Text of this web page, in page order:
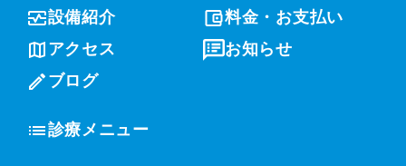
設備紹介
料金・お支払い
アクセス
お知らせ
ブログ
診療メニュー